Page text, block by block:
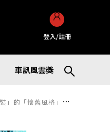
登入/註冊
車訊風雲獎
古風格套件到底有多迷人？